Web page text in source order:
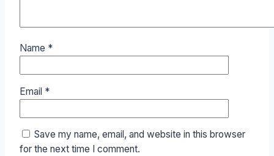
Name *
Email *
Save my name, email, and website in this browser
for the next time I comment.